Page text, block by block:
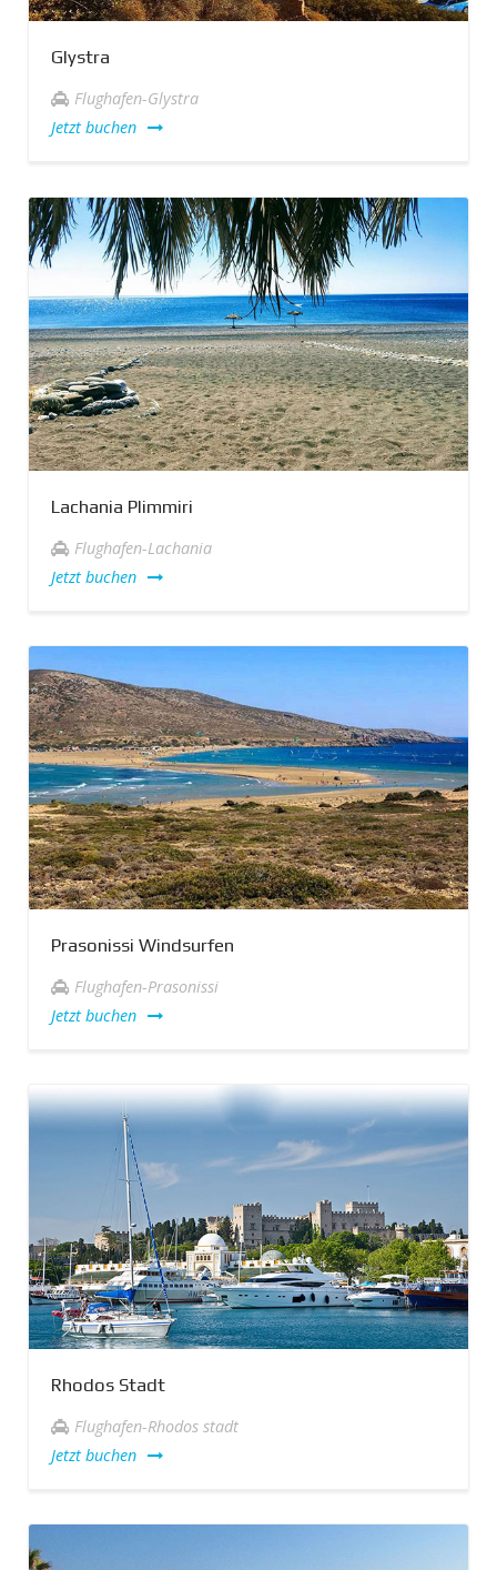
Glystra
Flughafen-Glystra
Jetzt buchen
Lachania Plimmiri
Flughafen-Lachania
Jetzt buchen
Prasonissi Windsurfen
Flughafen-Prasonissi
Jetzt buchen
Rhodos Stadt
Flughafen-Rhodos stadt
Jetzt buchen